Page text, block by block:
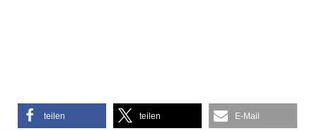
teilen teilen E-Mail